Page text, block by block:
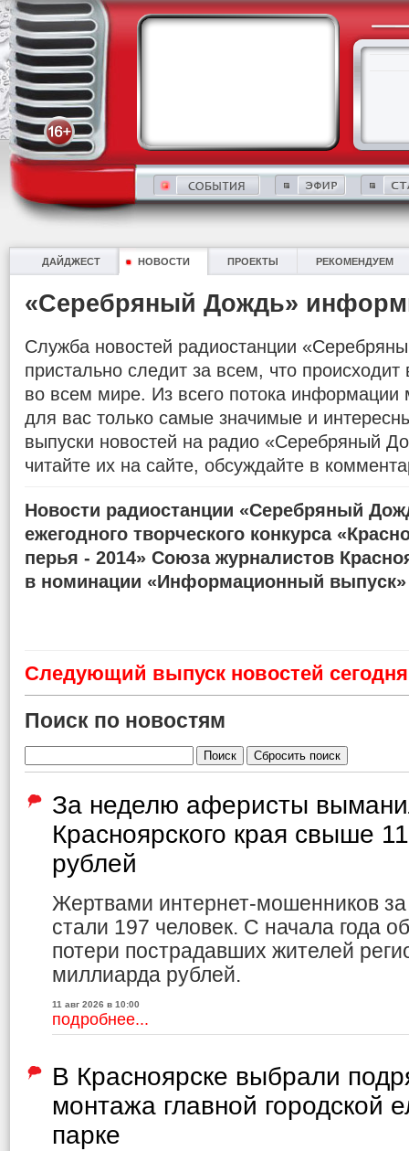
ДАЙДЖЕСТ НОВОСТИ ПРОЕКТЫ РЕКОМЕНДУЕМ
«Серебряный Дождь»
Служба новостей радиостанции
пристально следит за всем, что происходит
во всем мире. Из всего потока информации
для вас только самые значимые и
выпуски новостей на радио «Серебряный
читайте их на сайте, обсуждайте в
Новости радиостанции «Серебряный
ежегодного творческого конкурса
перья - 2014» Союза журналистов
в номинации «Информационный выпуск»
Cледующий выпуск новостей
Поиск по новостям
За неделю аферисты
Красноярского края свыше
рублей
Жертвами интернет-мошенников
стали 197 человек. С начала года
потери пострадавших жителей
миллиарда рублей.
11 авг 2026 в 10:00
подробнее...
В Красноярске выбрали
монтажа главной городской
парке